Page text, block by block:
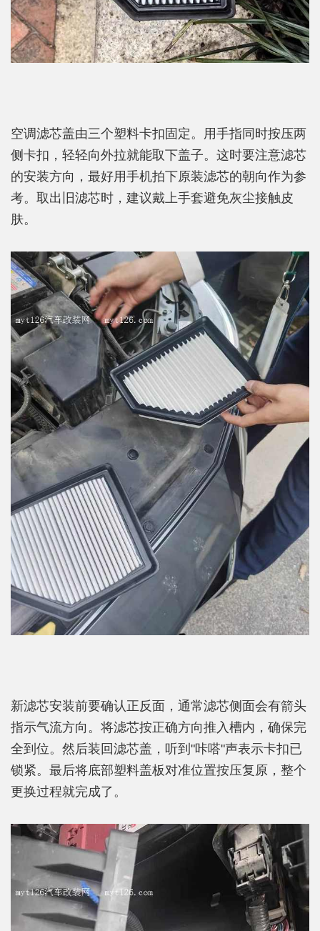
空调滤芯盖由三个塑料卡扣固定。用手指同时按压两
侧卡扣，轻轻向外拉就能取下盖子。这时要注意滤芯
的安装方向，最好用手机拍下原装滤芯的朝向作为参
考。取出旧滤芯时，建议戴上手套避免灰尘接触皮
肤。
新滤芯安装前要确认正反面，通常滤芯侧面会有箭头
指示气流方向。将滤芯按正确方向推入槽内，确保完
全到位。然后装回滤芯盖，听到"咔嗒"声表示卡扣已
锁紧。最后将底部塑料盖板对准位置按压复原，整个
更换过程就完成了。